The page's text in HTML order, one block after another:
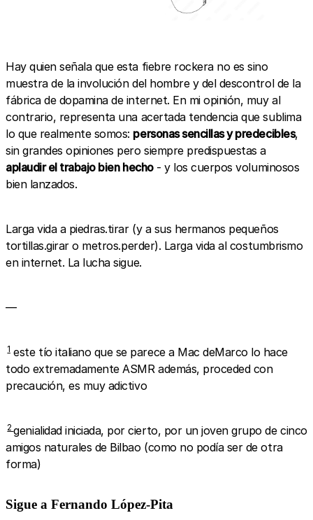
Hay quien señala que esta fiebre rockera no es sino
muestra de la involución del hombre y del descontrol de la
fábrica de dopamina de internet. En mi opinión, muy al
contrario, representa una acertada tendencia que sublima
lo que realmente somos: personas sencillas y predecibles,
sin grandes opiniones pero siempre predispuestas a
aplaudir el trabajo bien hecho- y los cuerpos voluminosos
bien lanzados.
Larga vida a piedras.tirar (y a sus hermanos pequeños
tortillas.girar o metros.perder). Larga vida al costumbrismo
en internet. La lucha sigue.
—
1este tío italiano que se parece a Mac deMarco lo hace
todo extremadamente ASMR además, proceded con
precaución, es muy adictivo
2 genialidad iniciada, por cierto, por un joven grupo de cinco
amigos naturales de Bilbao (como no podía ser de otra
forma)
Sigue a Fernando López-Pita